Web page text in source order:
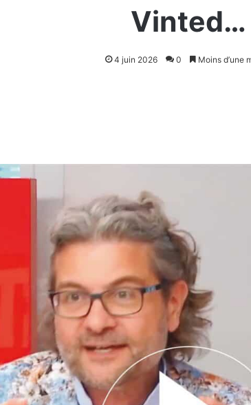
Vinted…
4 juin 2026 0 Moins d’une